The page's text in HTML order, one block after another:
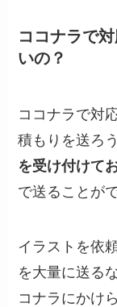
ココナラで
いの？
ココナラで対
積もりを送ろ
を受け付けて
で送ることが
イラストを依
を大量に送る
コナラにかけ